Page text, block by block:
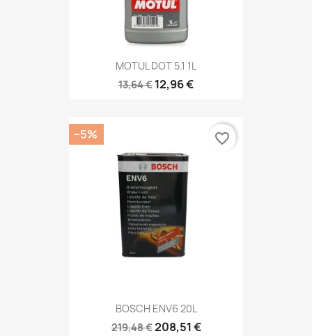
MOTUL DOT 5.1 1L
13,64 € 12,96 €
BOSCH ENV6 20L
219,48 €208,51 €
−5% favorite_border